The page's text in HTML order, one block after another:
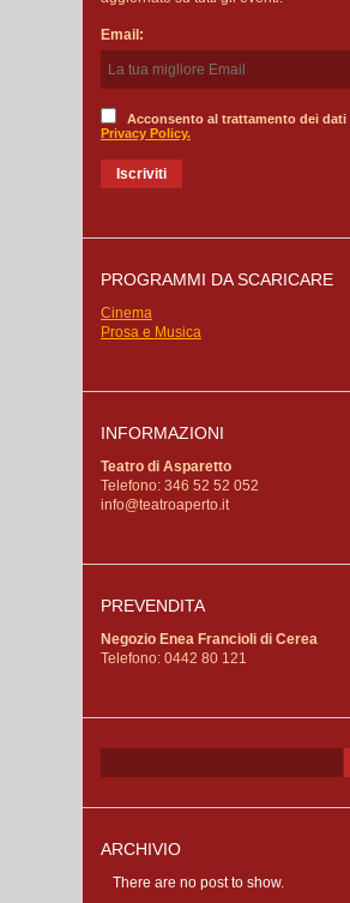
Email:
Acconsento al trattamento dei dati
Privacy Policy.
PROGRAMMI DA SCARICARE
Cinema
Prosa e Musica
INFORMAZIONI
Teatro di Asparetto
Telefono: 346 52 52 052
info@teatroaperto.it
PREVENDITA
Negozio Enea Francioli di Cerea
Telefono: 0442 80 121
per:
ARCHIVIO
There are no post to show.